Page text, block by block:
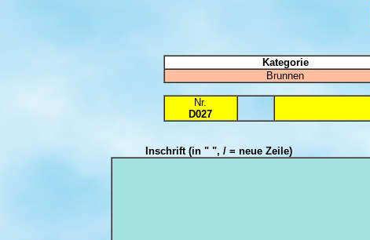
Kategorie
Brunnen
Nr.
D027
Inschrift(in " ", / = neue Zeile)